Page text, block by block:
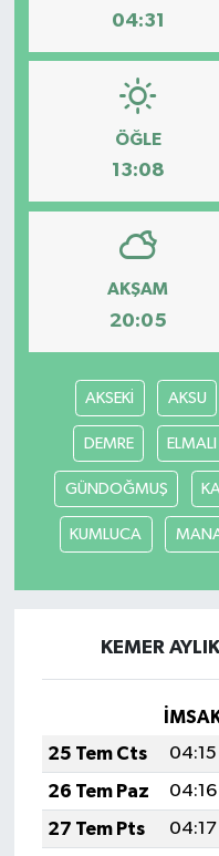
04:31
ÖĞLE
13:08
AKŞAM
20:05
AKSEKİ AKSU
DEMRE ELMALI
GÜNDOĞMUŞ
KUMLUCA
KEMER
25 Tem Cts
04:15
26 Tem Paz
04:16
27 Tem Pts
04:17